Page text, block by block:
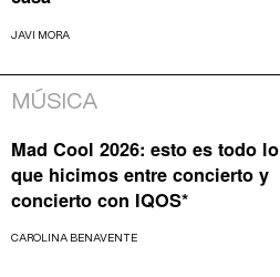
JAVI MORA
MÚSICA
Mad Cool 2026: esto es todo lo
que hicimos entre concierto y
concierto con IQOS*
CAROLINA BENAVENTE